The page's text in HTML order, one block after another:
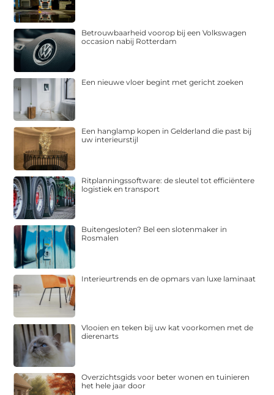
Betrouwbaarheid voorop bij een Volkswagen
occasion nabij Rotterdam
Een nieuwe vloer begint met gericht zoeken
Een hanglamp kopen in Gelderland die past bij
uw interieurstijl
Ritplanningssoftware: de sleutel tot efficiëntere
logistiek en transport
Buitengesloten? Bel een slotenmaker in
Rosmalen
Interieurtrends en de opmars van luxe laminaat
Vlooien en teken bij uw kat voorkomen met de
dierenarts
Overzichtsgids voor beter wonen en tuinieren
het hele jaar door